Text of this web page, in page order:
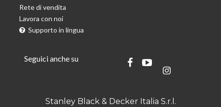
Rete di vendita
Lavora con noi
Supporto in lingua
Seguici anche su
Stanley Black & Decker Italia S.r.l.